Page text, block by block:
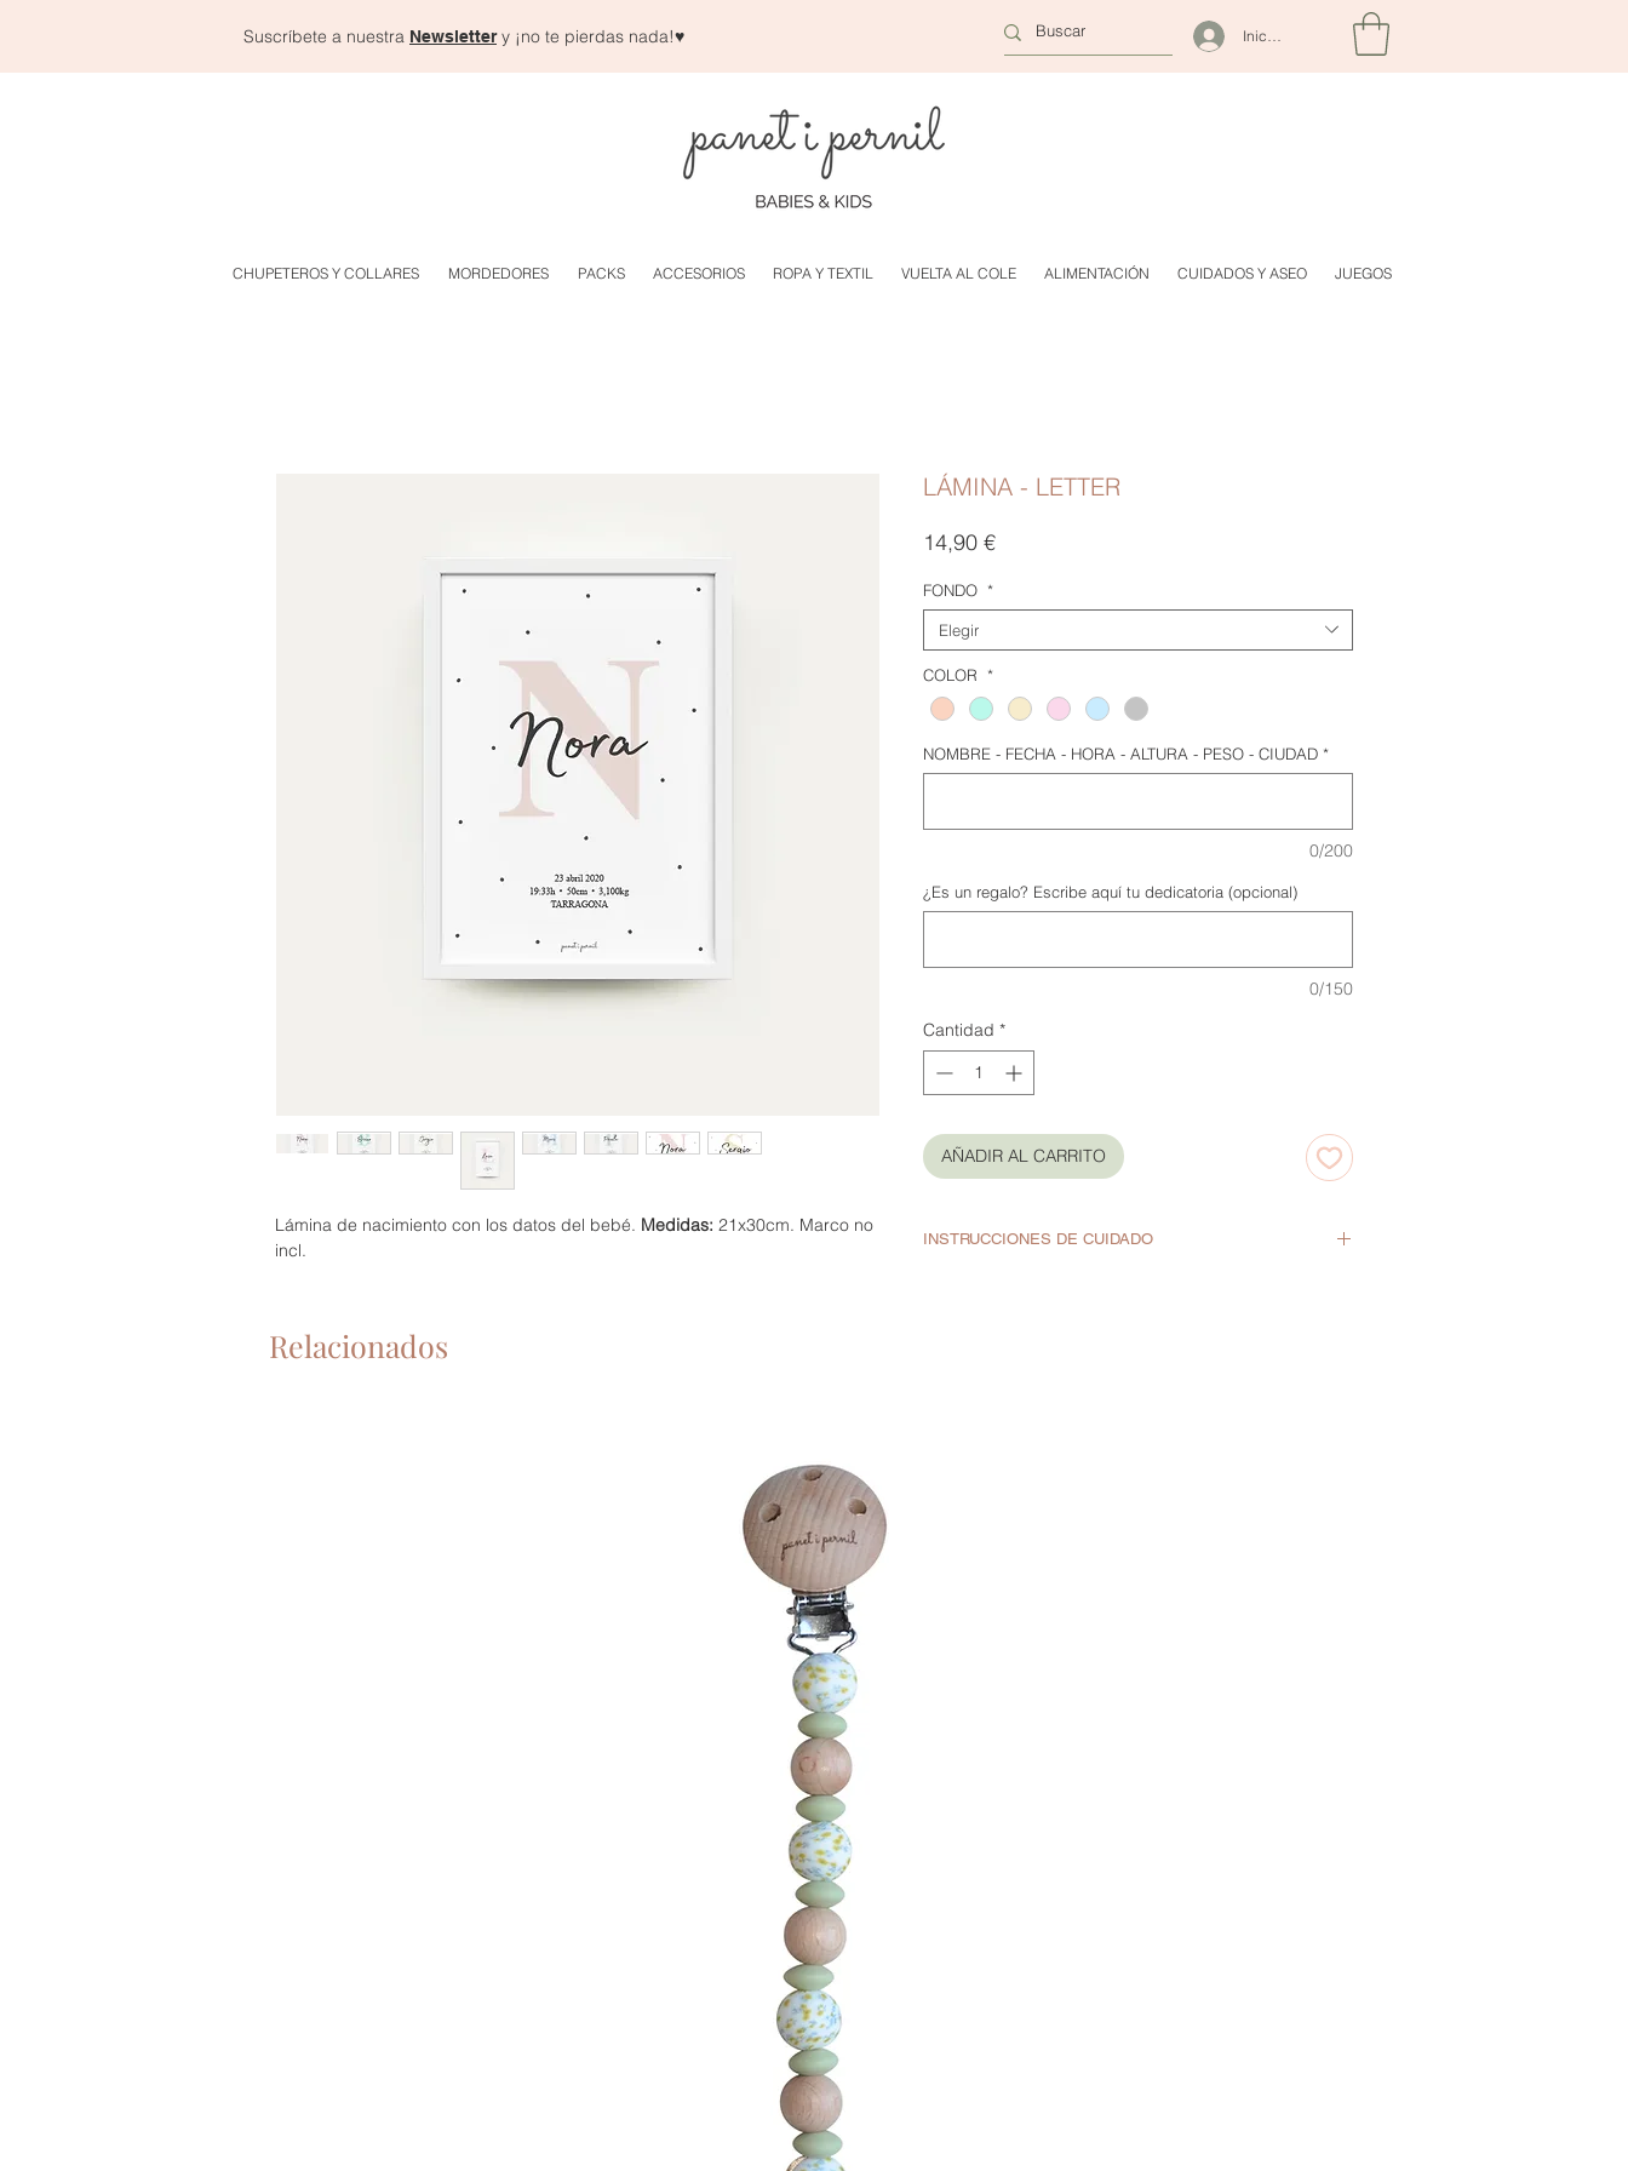
Suscríbete a nuestra Newslettery ¡no te pierdas nada!♥ Iniciar sesión
CHUPETEROS Y COLLARES MORDEDORES PACKS ACCESORIOS ROPA Y TEXTIL VUELTA AL COLE ALIMENTACIÓN CUIDADOS Y ASEO JUEGOS
Relacionados
Lámina de nacimiento con los datos del bebé. Medidas: 21x30cm. Marco no
incl.
LÁMINA - LETTER
14,90 €Precio
FONDO *
Elegir
COLOR *
NOMBRE - FECHA - HORA - ALTURA - PESO - CIUDAD *
0/200
¿Es un regalo? Escribe aquí tu dedicatoria (opcional)
0/150
Cantidad *
AÑADIR AL CARRITO
INSTRUCCIONES DE CUIDADO